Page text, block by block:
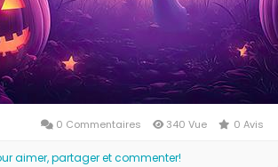
0 Commentaires 340 Vue 0 Avis
aimer, partager et commenter!